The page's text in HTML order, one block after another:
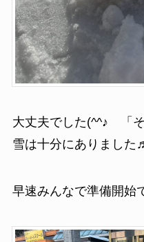
大丈夫でした(^^♪ 「
雪は十分にありました♬
早速みんなで準備開始